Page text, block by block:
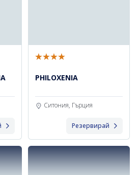
PHILOXENIA
Ситония, Гърция
Резервирай